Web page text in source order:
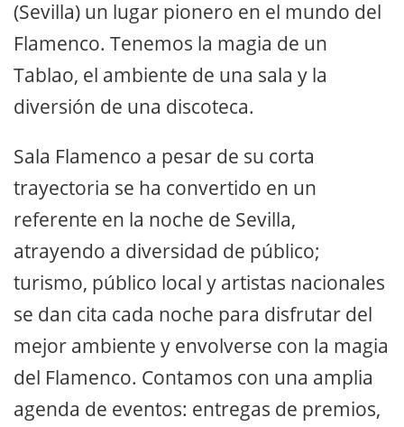
(Sevilla) un lugar pionero en el mundo del
Flamenco. Tenemos la magia de un
Tablao, el ambiente de una sala y la
diversión de una discoteca.
Sala Flamenco a pesar de su corta
trayectoria se ha convertido en un
referente en la noche de Sevilla,
atrayendo a diversidad de público;
turismo, público local y artistas nacionales
se dan cita cada noche para disfrutar del
mejor ambiente y envolverse con la magia
del Flamenco. Contamos con una amplia
agenda de eventos: entregas de premios,